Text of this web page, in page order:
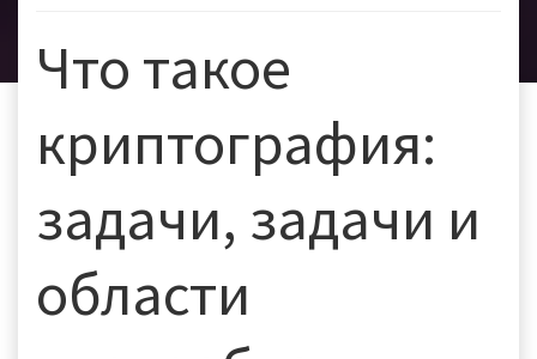
Что такое
криптография:
задачи, задачи и
области